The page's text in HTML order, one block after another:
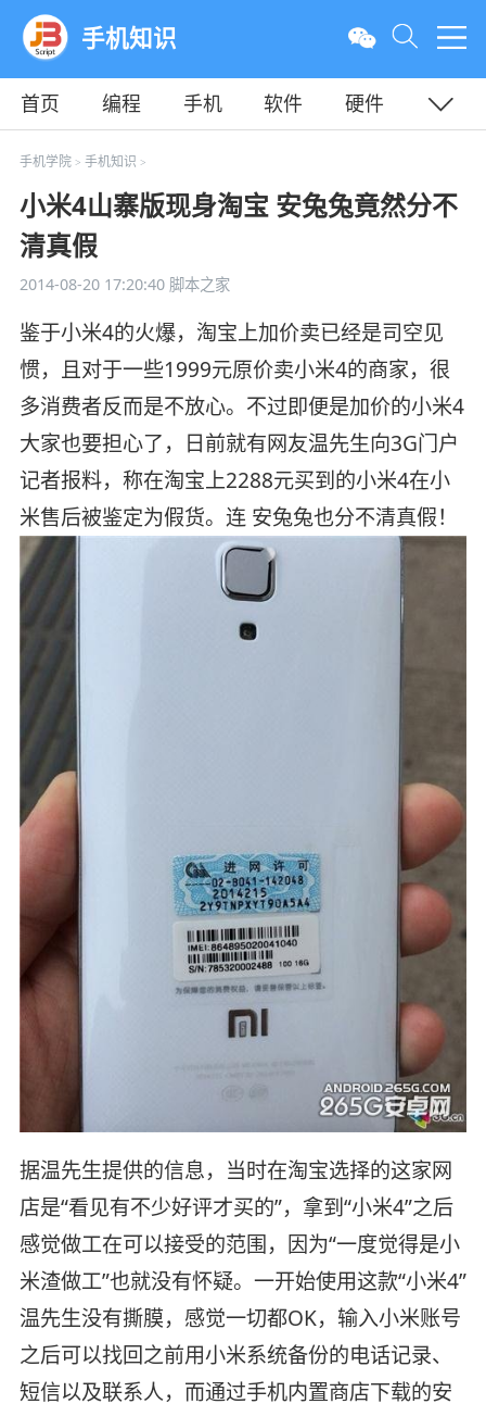
手机知识
首页 编程 手机 软件
硬件
教程
平面
手机学院> 手机知识 >
小米4山寨版现身淘宝 安兔兔竟然分不
清真假
2014-08-20 17:20:40脚本之家
鉴于小米4的火爆，淘宝上加价卖已经是司空见
惯，且对于一些1999元原价卖小米4的商家，很
多消费者反而是不放心。不过即便是加价的小米4
大家也要担心了，日前就有网友温先生向3G门户
记者报料，称在淘宝上2288元买到的小米4在小
米售后被鉴定为假货。连 安兔兔也分不清真假！
据温先生提供的信息，当时在淘宝选择的这家网
店是“看见有不少好评才买的”，拿到“小米4”之后
感觉做工在可以接受的范围，因为“一度觉得是小
米渣做工”也就没有怀疑。一开始使用这款“小米4”
温先生没有撕膜，感觉一切都OK，输入小米账号
之后可以找回之前用小米系统备份的电话记录、
短信以及联系人，而通过手机内置商店下载的安